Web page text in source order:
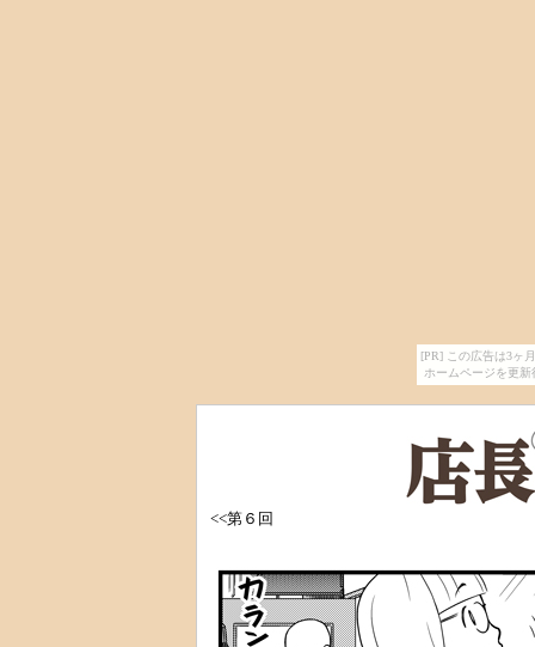
[PR] この広告は3ヶ
ホームページを更
<<第６回